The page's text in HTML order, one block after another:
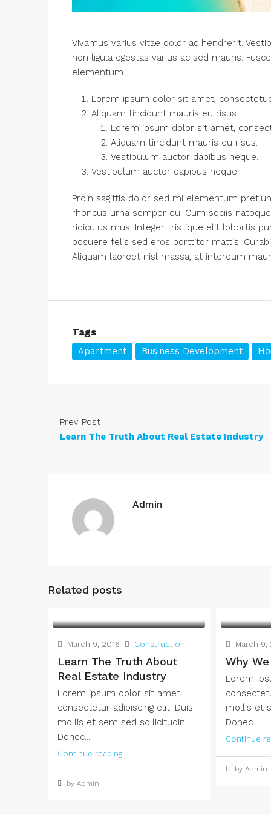
Vivamus varius vitae dolor ac hendrerit.
non ligula egestas varius ac sed mauris.
elementum.
Lorem ipsum dolor sit amet,
Aliquam tincidunt mauris eu risus.
Lorem ipsum dolor sit amet,
Aliquam tincidunt mauris eu risus.
Vestibulum auctor dapibus neque.
Vestibulum auctor dapibus neque.
Proin sagittis dolor sed mi elementum
rhoncus urna semper eu. Cum sociis
ridiculus mus. Integer tristique elit lobortis
posuere felis sed eros porttitor mattis.
Aliquam laoreet nisl massa, at interdum
Tags
Apartment Business Development
Prev Post
Learn The Truth About Real Estate Industry
Admin
Related posts
March 9, 2016 Construction
Learn The Truth About
Real Estate Industry
Lorem ipsum dolor sit amet,
consectetur adipiscing elit. Duis
mollis et sem sed sollicitudin.
Donec...
Continue reading
by Admin
March 9,
Why
Lorem
mollis et
Donec...
Continue
by Admin